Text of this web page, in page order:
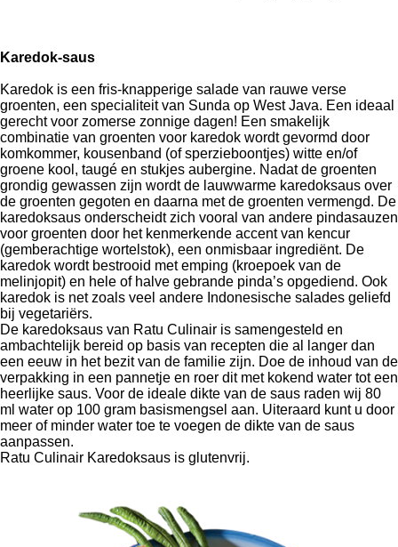
Karedok-saus
Karedok is een fris-knapperige salade van rauwe verse
groenten, een specialiteit van Sunda op West Java. Een ideaal
gerecht voor zomerse zonnige dagen! Een smakelijk
combinatie van groenten voor karedok wordt gevormd door
komkommer, kousenband (of sperzieboontjes) witte en/of
groene kool, taugé en stukjes aubergine. Nadat de groenten
grondig gewassen zijn wordt de lauwwarme karedoksaus over
de groenten gegoten en daarna met de groenten vermengd. De
karedoksaus onderscheidt zich vooral van andere pindasauzen
voor groenten door het kenmerkende accent van kencur
(gemberachtige wortelstok), een onmisbaar ingrediënt. De
karedok wordt bestrooid met emping (kroepoek van de
melinjopit) en hele of halve gebrande pinda’s opgediend. Ook
karedok is net zoals veel andere Indonesische salades geliefd
bij vegetariërs.
De karedoksaus van Ratu Culinair is samengesteld en
ambachtelijk bereid op basis van recepten die al langer dan
een eeuw in het bezit van de familie zijn. Doe de inhoud van de
verpakking in een pannetje en roer dit met kokend water tot een
heerlijke saus. Voor de ideale dikte van de saus raden wij 80
ml water op 100 gram basismengsel aan. Uiteraard kunt u door
meer of minder water toe te voegen de dikte van de saus
aanpassen.
Ratu Culinair Karedoksaus is glutenvrij.